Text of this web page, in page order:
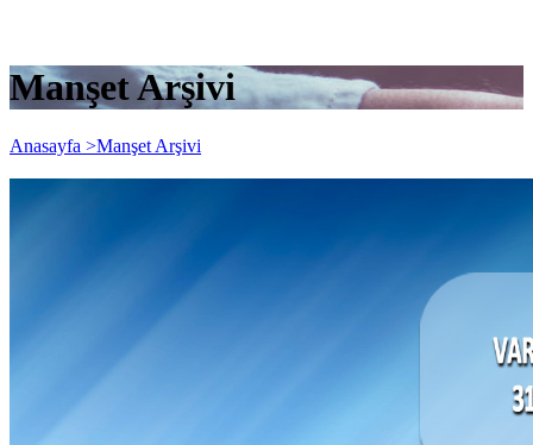
Manşet Arşivi
Anasayfa >Manşet Arşivi
Varlık Barışından Yararlanma Süresi
31/12/2021 Tarihine Kadar Uzatıldı.